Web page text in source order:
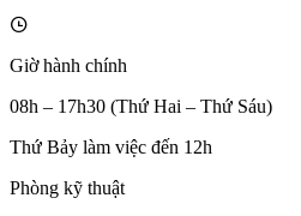
Giờ hành chính
08h – 17h30 (Thứ Hai – Thứ Sáu)
Thứ Bảy làm việc đến 12h
Phòng kỹ thuật